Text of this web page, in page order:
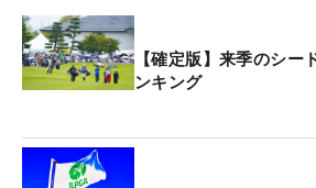
プロテスト合格翌年の2022年に
を獲得。昨年も46位でシードを守
試合に出場し、半数近い16試合で
ち切ることができなかった。
【確定版】来季のシ
ンキング